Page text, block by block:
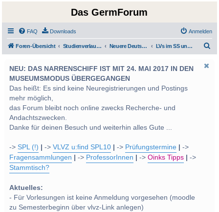
Das GermForum
FAQ Downloads Anmelden
Foren-Übersicht Studienverlauf Bachelor-/Masterstudien sowie UF Deutsch Neuere Deutsche Literatur LVs im SS und WS 2012
NEU: DAS NARRENSCHIFF IST MIT 24. MAI 2017 IN DEN
MUSEUMSMODUS ÜBERGEGANGEN
Das heißt: Es sind keine Neuregistrierungen und Postings
mehr möglich,
das Forum bleibt noch online zwecks Recherche- und
Andachtszwecken.
Danke für deinen Besuch und weiterhin alles Gute ...
->SPL (!) ->VLVZ u:find SPL10 -> Prüfungstermine
->
Fragensammlungen
-> ProfessorInnen ->Oinks Tipps
->
Stammtisch?
Aktuelles:
- Für Vorlesungen ist keine Anmeldung vorgesehen (moodle
zu Semesterbeginn über vlvz-Link anlegen)